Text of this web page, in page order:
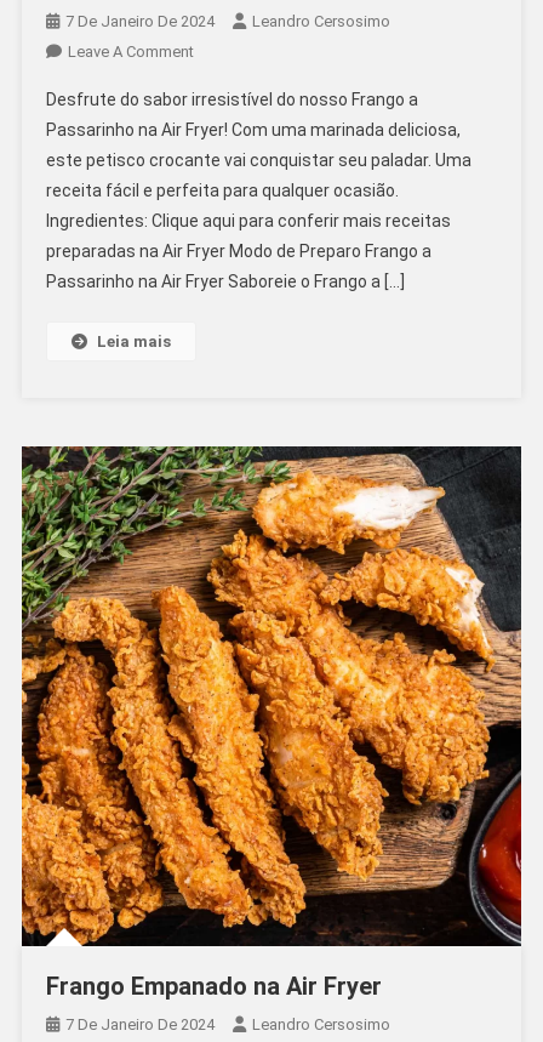
7 De Janeiro De 2024
Leandro Cersosimo
Leave A CommentOn
A
Passarinho
Na
Air
Fryer
Desfrute do sabor irresistível do nosso Frango a
Passarinho na Air Fryer! Com uma marinada deliciosa,
este petisco crocante vai conquistar seu paladar. Uma
receita fácil e perfeita para qualquer ocasião.
Ingredientes: Clique aqui para conferir mais receitas
preparadas na Air Fryer Modo de Preparo Frango a
Passarinho na Air Fryer Saboreie o Frango a […]
Leia mais
Frango Empanado na Air Fryer
7 De Janeiro De 2024
Leandro Cersosimo